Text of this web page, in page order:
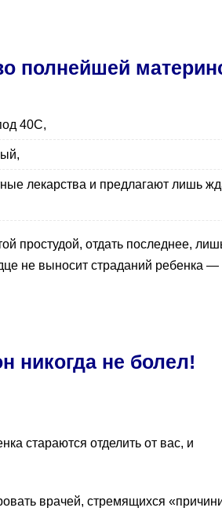
полнейшей
40С,
лекарства и предлагают лишь
простудой, отдать последнее,
не выносит страданий ребенка —
никогда не болел!
стараются отделить от вас, и
врачей, стремящихся